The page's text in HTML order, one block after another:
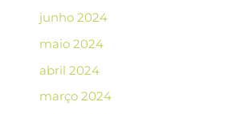
junho 2024
maio 2024
abril 2024
março 2024